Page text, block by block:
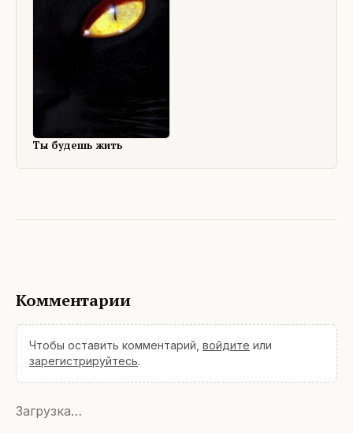
Ты будешь жить
Комментарии
Чтобы оставить комментарий, войдите или
зарегистрируйтесь.
Загрузка…